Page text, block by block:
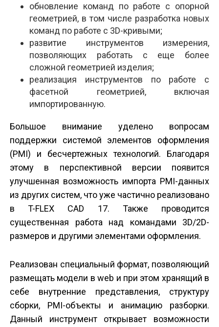
обновление команд по работе с опорной
геометрией, в том числе разработка новых
команд по работе с 3D-кривыми;
развитие инструментов измерения,
позволяющих работать с еще более
сложной геометрией изделия;
реализация инструментов по работе с
фасетной геометрией, включая
импортированную.
Большое внимание уделено вопросам
поддержки системой элементов оформления
(PMI) и бесчертежных технологий. Благодаря
этому в перспективной версии появится
улучшенная возможность импорта PMI-данных
из других систем, что уже частично реализовано
в T-FLEX CAD 17. Также проводится
существенная работа над командами 3D/2D-
размеров и другими элементами оформления.
Реализован специальный формат, позволяющий
размещать модели в web и при этом хранящий в
себе внутренние представления, структуру
сборки, PMI-объекты и анимацию разборки.
Данный инструмент открывает возможности